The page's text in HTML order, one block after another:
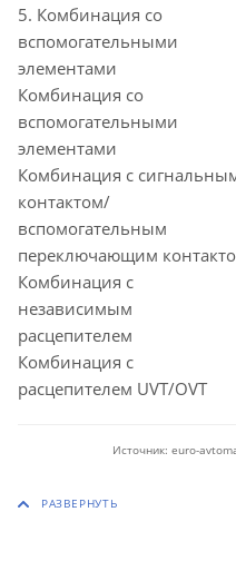
5. Комбинация со
вспомогательными
элементами
Комбинация со
вспомогательными
элементами
Комбинация с
контактом/
вспомогательным
переключающим
Комбинация с
независимым
расцепителем
Комбинация с
расцепителем UVT/OVT
Источник: euro-